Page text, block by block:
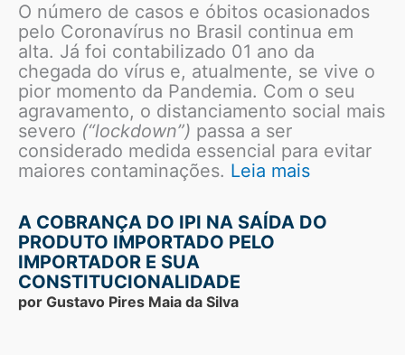
O número de casos e óbitos ocasionados
pelo Coronavírus no Brasil continua em
alta. Já foi contabilizado 01 ano da
chegada do vírus e, atualmente, se vive o
pior momento da Pandemia. Com o seu
agravamento, o distanciamento social mais
severo (“lockdown”) passa a ser
considerado medida essencial para evitar
maiores contaminações. Leia mais
A COBRANÇA DO IPI NA SAÍDA DO
PRODUTO IMPORTADO PELO
IMPORTADOR E SUA
CONSTITUCIONALIDADE
por Gustavo Pires Maia da Silva